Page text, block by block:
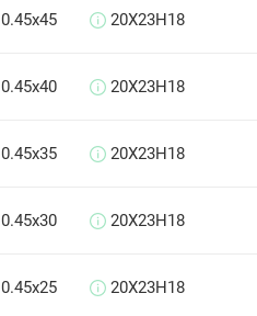
0.45х45 20Х23Н18
0.45х40 20Х23Н18
0.45х35 20Х23Н18
0.45х30 20Х23Н18
0.45х25 20Х23Н18